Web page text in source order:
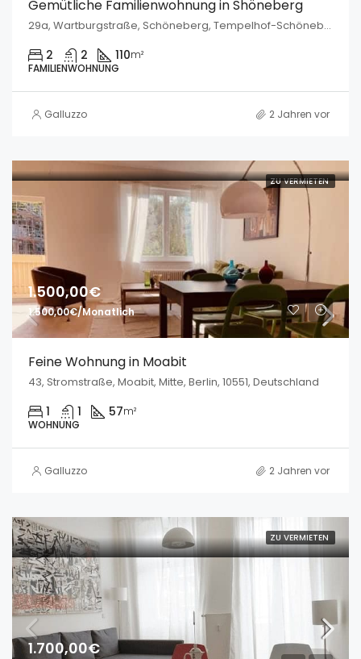
Gemütliche Familienwohnung in Shöneberg
29a, Wartburgstraße, Schöneberg, Tempelhof-Schöneberg, Berlin, 10825, Deutschland
2 2 110m²
FAMILIENWOHNUNG
Galluzzo 2 Jahren vor
ZU VERMIETEN
1.500,00€
1.500,00€/Monatlich
Feine Wohnung in Moabit
43, Stromstraße, Moabit, Mitte, Berlin, 10551, Deutschland
1 1 57m²
WOHNUNG
Galluzzo 2 Jahren vor
ZU VERMIETEN
1.700,00€